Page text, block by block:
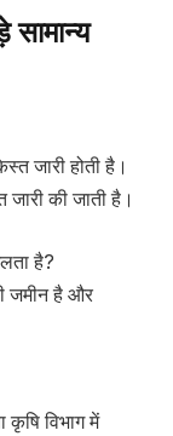
जारी होती है।
की जाती है।
है?
जमीन है और
विभाग में